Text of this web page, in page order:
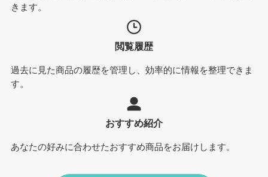
きます。
閲覧履歴
過去に見た商品の履歴を管理し、効率的に情報を整理できま
す。
おすすめ紹介
あなたの好みに合わせたおすすめ商品をお届けします。